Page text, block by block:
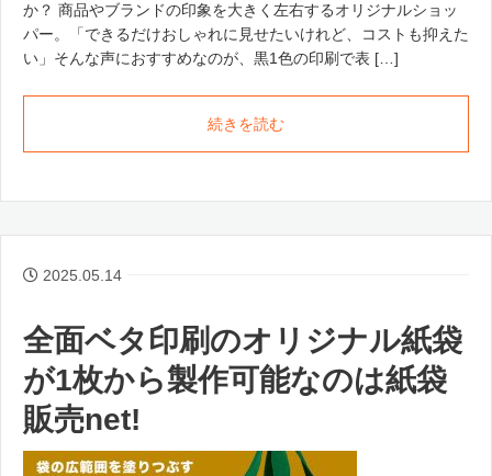
か？ 商品やブランドの印象を大きく左右するオリジナルショッ
パー。「できるだけおしゃれに見せたいけれど、コストも抑えた
い」そんな声におすすめなのが、黒1色の印刷で表 […]
続きを読む
2025.05.14
全面ベタ印刷のオリジナル紙袋
が1枚から製作可能なのは紙袋
販売net!